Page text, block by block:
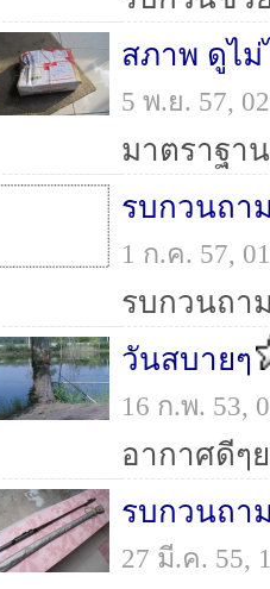
สภาพ ดูไม่
5 พ.ย. 57,
รบกวนถา
1 ก.ค. 57,
วันสบายๆ
16 ก.พ. 53,
อากาศดีๆ
รบกวนถา
27 มี.ค. 55,